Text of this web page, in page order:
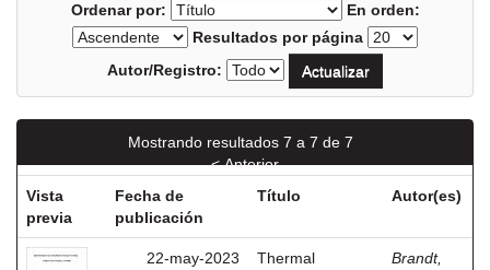
Ordenar por:
En orden:
Resultados por página
Autor/Registro:
Mostrando resultados 7 a 7 de 7
< Anterior
Vista
previa
Fecha de
publicación
Título Autor(es)
22-may-2023
Thermal
Brandt,